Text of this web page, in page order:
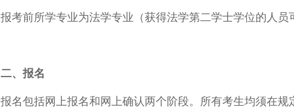
报考前所学专业为法学专业（获得法学第二学士学位的人员
二、报名
报名包括网上报名和网上确认两个阶段。所有考生均须在